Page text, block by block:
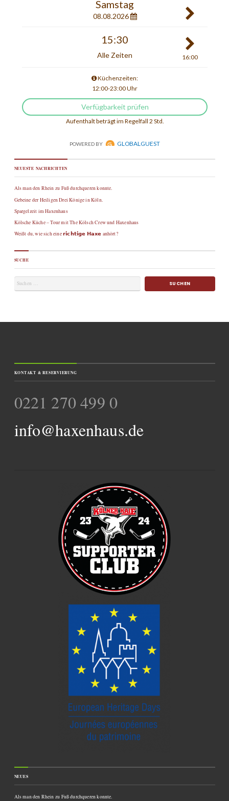
NEUESTE NACHRICHTEN
Als man den Rhein zu Fuß durchqueren konnte.
Gebeine der Heiligen Drei Könige in Köln.
Spargelzeit im Haxenhaus
Kölsche Küche – Tour mit The Kölsch Crew und Haxenhaus
Weißt du, wie sich eine 𝗿𝗶𝗰𝗵𝘁𝗶𝗴𝗲 𝗛𝗮𝘅𝗲 anhört?
SUCHE
KONTAKT & RESERVIERUNG
0221 270 499 0
info@haxenhaus.de
NEUES
Als man den Rhein zu Fuß durchqueren konnte.